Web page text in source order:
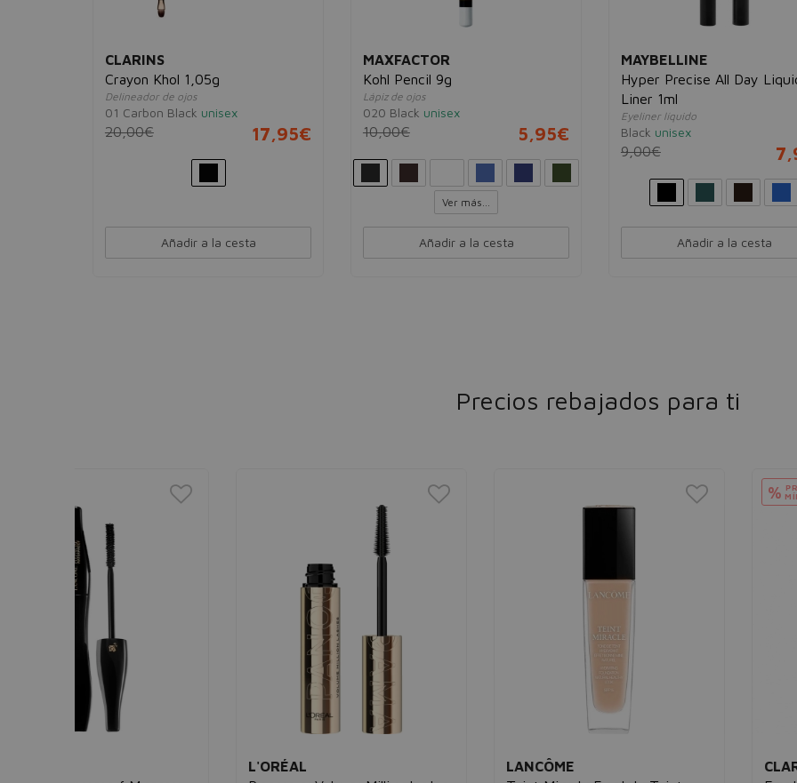
CLARINS
Crayon Khol 1,05g
Delineador de ojos
01 Carbon Black unisex
20,00€ 17,95€
Añadir a la cesta
MAXFACTOR
Kohl Pencil 9g
Lápiz de ojos
020 Black unisex
10,00€ 5,95€
Ver más...
Añadir a la cesta
MAYBELLINE
Hyper Precise All Day
Liner 1ml
Eyeliner líquido
Black unisex
9,00€
Añadir a la cesta
Precios rebajados para ti